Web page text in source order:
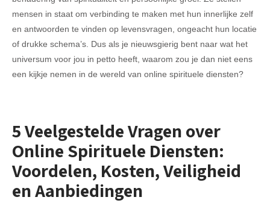
mensen in staat om verbinding te maken met hun innerlijke zelf
en antwoorden te vinden op levensvragen, ongeacht hun locatie
of drukke schema’s. Dus als je nieuwsgierig bent naar wat het
universum voor jou in petto heeft, waarom zou je dan niet eens
een kijkje nemen in de wereld van online spirituele diensten?
5 Veelgestelde Vragen over
Online Spirituele Diensten:
Voordelen, Kosten, Veiligheid
en Aanbiedingen